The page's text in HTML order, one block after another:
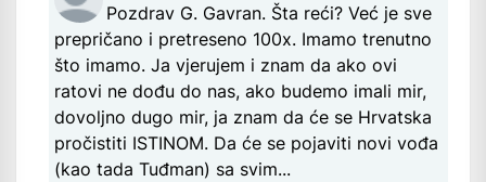
Pozdrav G. Gavran. Šta reći? Već je sve
prepričano i pretreseno 100x. Imamo trenutno
što imamo. Ja vjerujem i znam da ako ovi
ratovi ne dođu do nas, ako budemo imali mir,
dovoljno dugo mir, ja znam da će se Hrvatska
pročistiti ISTINOM. Da će se pojaviti novi vođa
(kao tada Tuđman) sa svim...